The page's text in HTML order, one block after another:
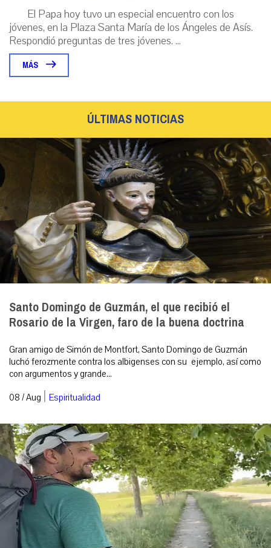
El Papa hoy tuvo un especial encuentro con los
jóvenes, en la Plaza Santa María de los Ángeles de Asís.
Respondió preguntas de tres jóvenes. ...
MÁS
ÚLTIMAS NOTICIAS
Santo Domingo de Guzmán, el que recibió el
Rosario de la Virgen, faro de la buena doctrina
Gran amigo de Simón de Montfort, Santo Domingo de Guzmán
luchó ferozmente contra los albigenses con su ejemplo, así como
con argumentos y grande...
08 / Aug | Espiritualidad